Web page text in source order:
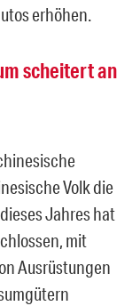
erhöhen.
scheitert an
Volk die
Jahres hat
mit
Ausrüstungen